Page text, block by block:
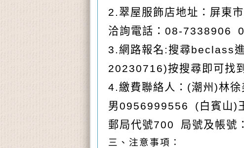
2. 翠屋服飾店地址：屏東
洽詢電話：08-7338906
3. 網路報名 : 搜尋beclass
20230716)按搜尋即可找
4. 繳費聯絡人：(潮州)林
男0956999556 ( 白賓山)
郵局代號700 局號及帳
三、注意事項：